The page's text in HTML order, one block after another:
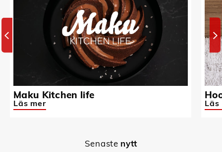
Maku Kitchen life
Läs mer Läs
Senaste nytt